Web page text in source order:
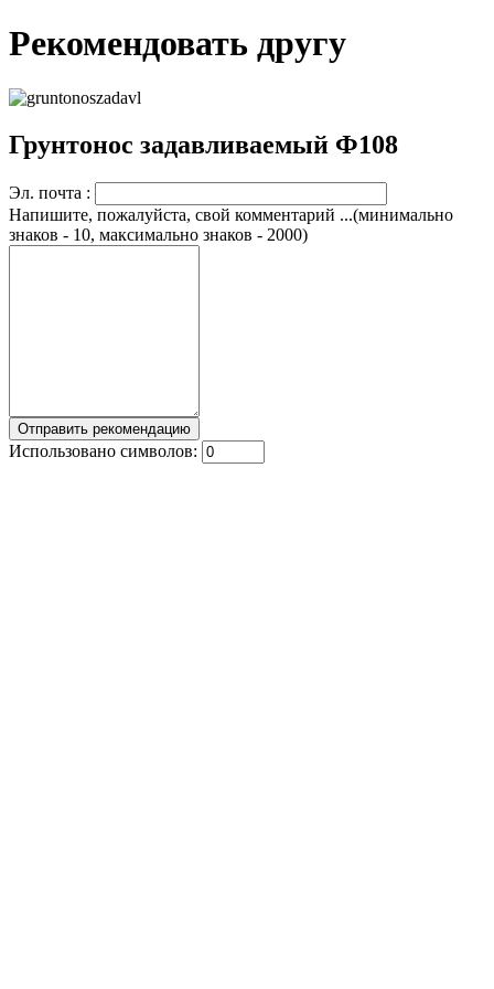
Рекомендовать другу
Грунтонос задавливаемый Ф108
Эл. почта :
Напишите, пожалуйста, свой комментарий ...(минимально
знаков - 10, максимально знаков - 2000)
Использовано символов: